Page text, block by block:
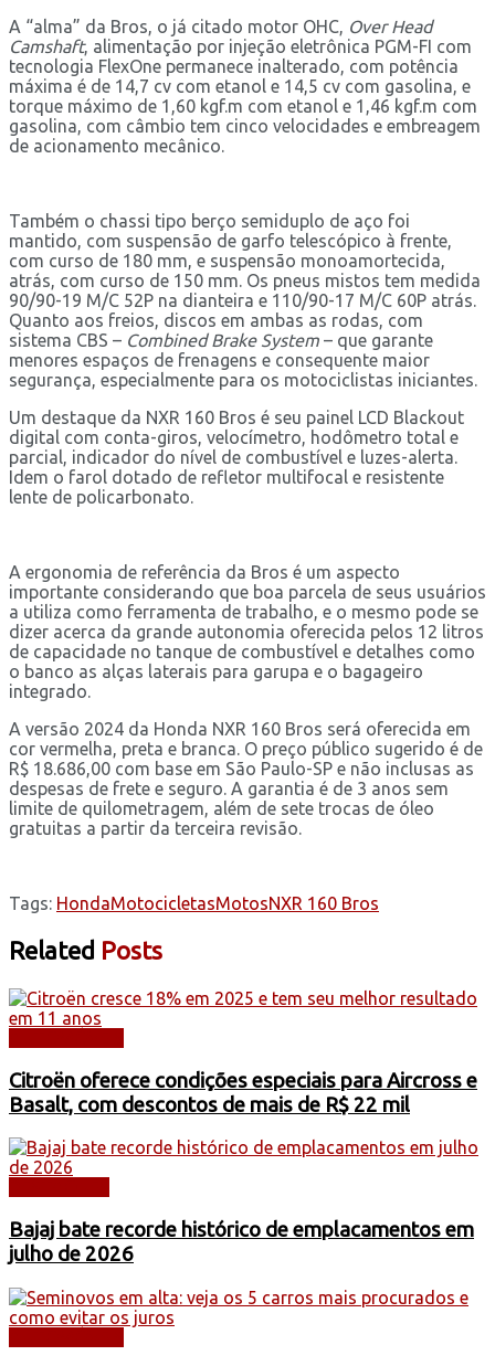
A “alma” da Bros, o já citado motor OHC, Over Head
Camshaft, alimentação por injeção eletrônica PGM-FI com
tecnologia FlexOne permanece inalterado, com potência
máxima é de 14,7 cv com etanol e 14,5 cv com gasolina, e
torque máximo de 1,60 kgf.m com etanol e 1,46 kgf.m com
gasolina, com câmbio tem cinco velocidades e embreagem
de acionamento mecânico.
Também o chassi tipo berço semiduplo de aço foi
mantido, com suspensão de garfo telescópico à frente,
com curso de 180 mm, e suspensão monoamortecida,
atrás, com curso de 150 mm. Os pneus mistos tem medida
90/90-19 M/C 52P na dianteira e 110/90-17 M/C 60P atrás.
Quanto aos freios, discos em ambas as rodas, com
sistema CBS – Combined Brake System – que garante
menores espaços de frenagens e consequente maior
segurança, especialmente para os motociclistas iniciantes.
Um destaque da NXR 160 Bros é seu painel LCD Blackout
digital com conta-giros, velocímetro, hodômetro total e
parcial, indicador do nível de combustível e luzes-alerta.
Idem o farol dotado de refletor multifocal e resistente
lente de policarbonato.
A ergonomia de referência da Bros é um aspecto
importante considerando que boa parcela de seus usuários
a utiliza como ferramenta de trabalho, e o mesmo pode se
dizer acerca da grande autonomia oferecida pelos 12 litros
de capacidade no tanque de combustível e detalhes como
o banco as alças laterais para garupa e o bagageiro
integrado.
A versão 2024 da Honda NXR 160 Bros será oferecida em
cor vermelha, preta e branca. O preço público sugerido é de
R$ 18.686,00 com base em São Paulo-SP e não inclusas as
despesas de frete e seguro. A garantia é de 3 anos sem
limite de quilometragem, além de sete trocas de óleo
gratuitas a partir da terceira revisão.
Tags: HondaMotocicletasMotosNXR 160 Bros
Related Posts
Citroën oferece condições especiais para Aircross e
Basalt, com descontos de mais de R$ 22 mil
Bajaj bate recorde histórico de emplacamentos em
julho de 2026